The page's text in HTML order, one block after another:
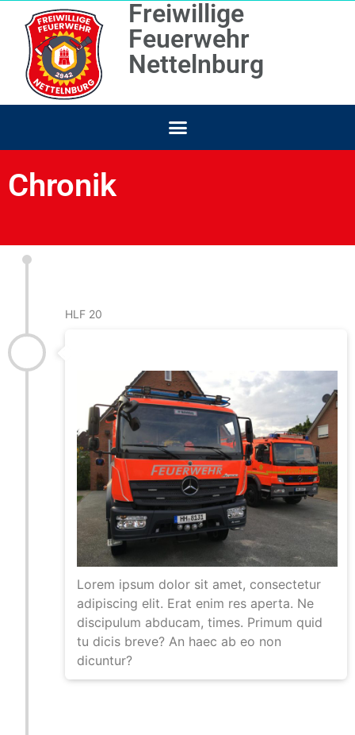
Freiwillige
Feuerwehr
Nettelnburg
Chronik
HLF 20
Lorem ipsum dolor sit amet, consectetur
adipiscing elit. Erat enim res aperta. Ne
discipulum abducam, times. Primum quid
tu dicis breve? An haec ab eo non
dicuntur?